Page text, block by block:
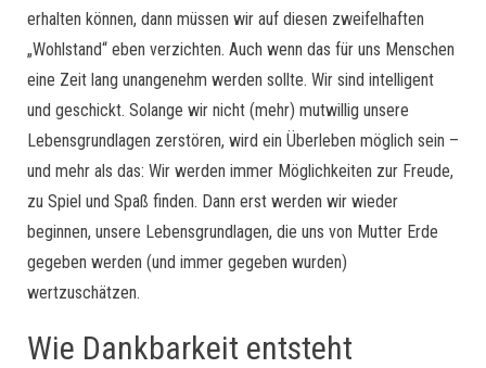
erhalten können, dann müssen wir auf diesen zweifelhaften
„Wohlstand“ eben verzichten. Auch wenn das für uns Menschen
eine Zeit lang unangenehm werden sollte. Wir sind intelligent
und geschickt. Solange wir nicht (mehr) mutwillig unsere
Lebensgrundlagen zerstören, wird ein Überleben möglich sein –
und mehr als das: Wir werden immer Möglichkeiten zur Freude,
zu Spiel und Spaß finden. Dann erst werden wir wieder
beginnen, unsere Lebensgrundlagen, die uns von Mutter Erde
gegeben werden (und immer gegeben wurden)
wertzuschätzen.
Wie Dankbarkeit entsteht